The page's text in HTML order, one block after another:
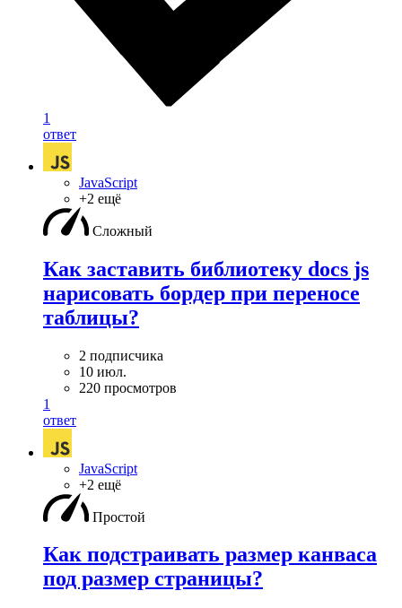
1
ответ
JavaScript
+2 ещё
Сложный
Как заставить библиотеку docs js
нарисовать бордер при переносе
таблицы?
2 подписчика
10 июл.
220 просмотров
1
ответ
JavaScript
+2 ещё
Простой
Как подстраивать размер канваса
под размер страницы?